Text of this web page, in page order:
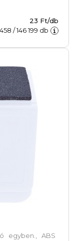
23 Ft/db
/146 199 db
egyben., ABS